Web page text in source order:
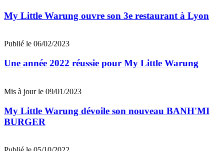
My Little Warung ouvre son 3e restaurant à Lyon
Publié le 06/02/2023
Une année 2022 réussie pour My Little Warung
Mis à jour le 09/01/2023
My Little Warung dévoile son nouveau BANH'MI
BURGER